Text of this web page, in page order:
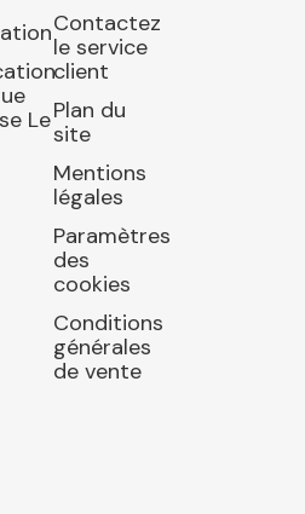
Le
Contactez
le service
client
Plan du
site
Mentions
légales
Paramètres
des
cookies
Conditions
générales
de vente